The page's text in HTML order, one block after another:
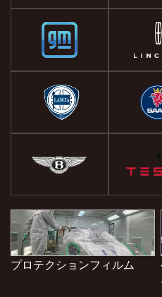
プロテクションフィルム